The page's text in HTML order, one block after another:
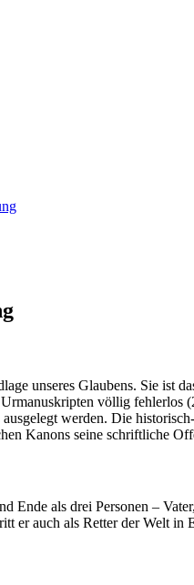
unseres Glaubens. Sie ist
völlig fehlerlos
werden. Die
Kanons seine schriftliche
Ende als drei Personen –
er auch als Retter der Welt in